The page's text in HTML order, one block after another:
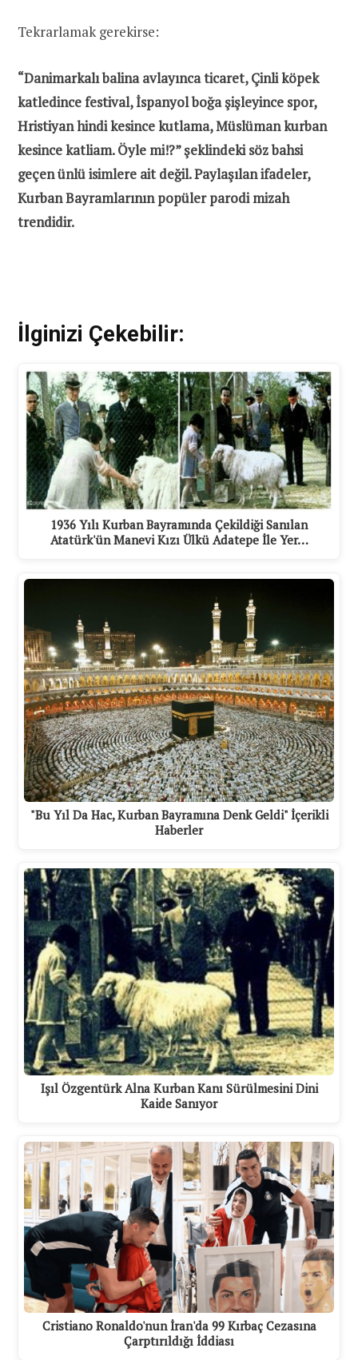
Tekrarlamak gerekirse:
“Danimarkalı balina avlayınca ticaret, Çinli köpek
katledince festival, İspanyol boğa şişleyince spor,
Hristiyan hindi kesince kutlama, Müslüman kurban
kesince katliam. Öyle mi!?” şeklindeki söz bahsi
geçen ünlü isimlere ait değil. Paylaşılan ifadeler,
Kurban Bayramlarının popüler parodi mizah
trendidir.
İlginizi Çekebilir:
1936 Yılı Kurban Bayramında Çekildiği Sanılan
Atatürk'ün Manevi Kızı Ülkü Adatepe İle Yer…
"Bu Yıl Da Hac, Kurban Bayramına Denk Geldi" İçerikli
Haberler
Işıl Özgentürk Alna Kurban Kanı Sürülmesini Dini
Kaide Sanıyor
Cristiano Ronaldo'nun İran'da 99 Kırbaç Cezasına
Çarptırıldığı İddiası